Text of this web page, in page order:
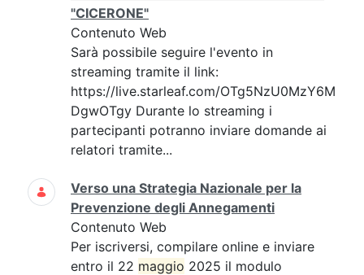
"CICERONE"
Contenuto Web
Sarà possibile seguire l'evento in
streaming tramite il link:
https://live.starleaf.com/OTg5NzU0MzY6M
DgwOTgy Durante lo streaming i
partecipanti potranno inviare domande ai
relatori tramite...
Verso una Strategia Nazionale per la
Prevenzione degli Annegamenti
Contenuto Web
Per iscriversi, compilare online e inviare
entro il 22 maggio 2025 il modulo